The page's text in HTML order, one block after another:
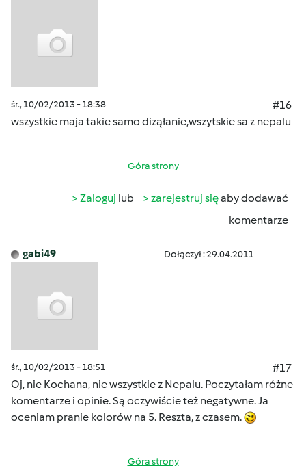
śr., 10/02/2013 - 18:38
#16
wszystkie maja takie samo diząłanie,wszytskie sa z nepalu
Góra strony
Zaloguj lub zarejestruj sięaby dodawać
komentarze
gabi49 Dołączył : 29.04.2011
śr., 10/02/2013 - 18:51
#17
Oj, nie Kochana, nie wszystkie z Nepalu. Poczytałam różne
komentarze i opinie. Są oczywiście też negatywne. Ja
oceniam pranie kolorów na 5. Reszta, z czasem.
Góra strony